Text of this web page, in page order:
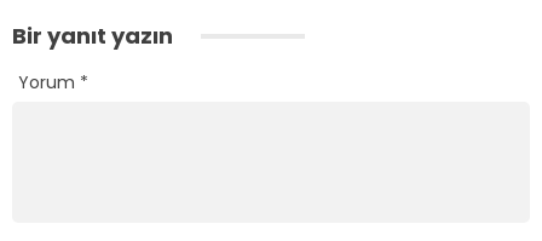
Bir yanıt yazın
Yorum *